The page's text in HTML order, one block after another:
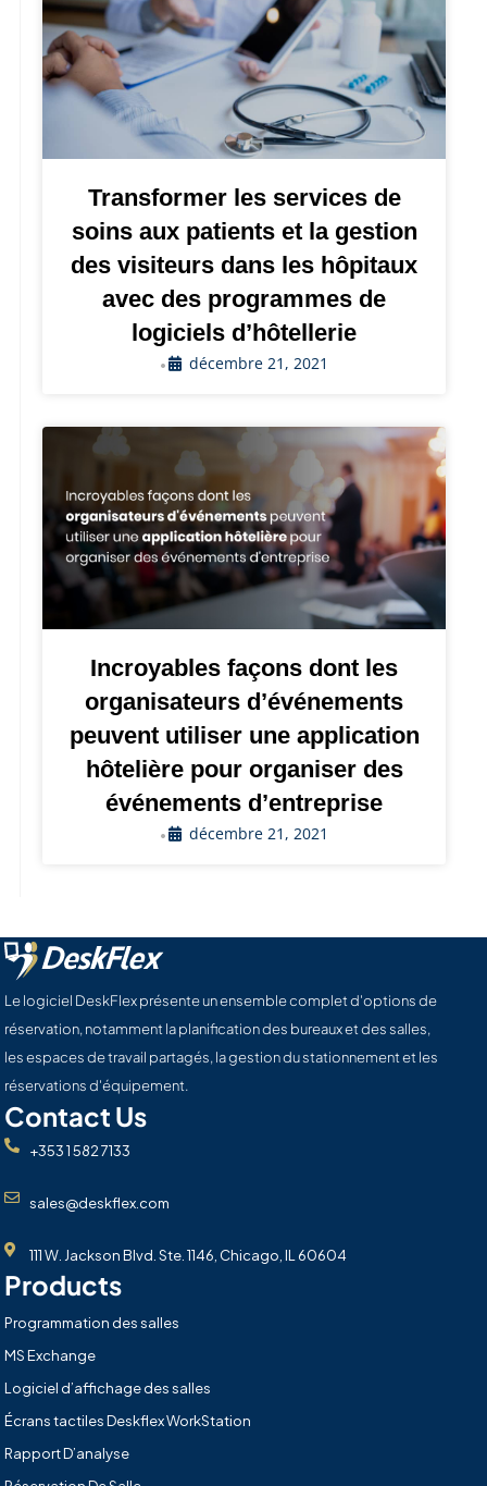
Transformer les services de
soins aux patients et la gestion
des visiteurs dans les hôpitaux
avec des programmes de
logiciels d’hôtellerie
• décembre 21, 2021
Incroyables façons dont les
organisateurs d’événements
peuvent utiliser une application
hôtelière pour organiser des
événements d’entreprise
• décembre 21, 2021
Le logiciel DeskFlex présente un ensemble complet d'options de
réservation, notamment la planification des bureaux et des salles,
les espaces de travail partagés, la gestion du stationnement et les
réservations d'équipement.
Contact Us
+353 1 582 7133
sales@deskflex.com
111 W. Jackson Blvd. Ste. 1146, Chicago, IL 60604
Products
Programmation des salles
MS Exchange
Logiciel d’affichage des salles
Écrans tactiles Deskflex WorkStation
Rapport D’analyse